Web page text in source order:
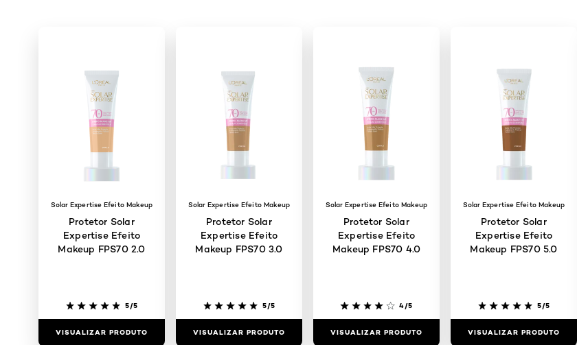
Solar Expertise Efeito Makeup
Protetor Solar
Expertise Efeito
Makeup FPS70 2.0
5/5
VISUALIZAR PRODUTO
Solar Expertise Efeito Makeup
Protetor Solar
Expertise Efeito
Makeup FPS70 3.0
5/5
VISUALIZAR PRODUTO
Solar Expertise Efeito Makeup
Protetor Solar
Expertise Efeito
Makeup FPS70 4.0
4/5
VISUALIZAR PRODUTO
Solar Expertise Efeito Makeup
Protetor Solar
Expertise Efeito
Makeup FPS70 5.0
5/5
VISUALIZAR PRODUTO